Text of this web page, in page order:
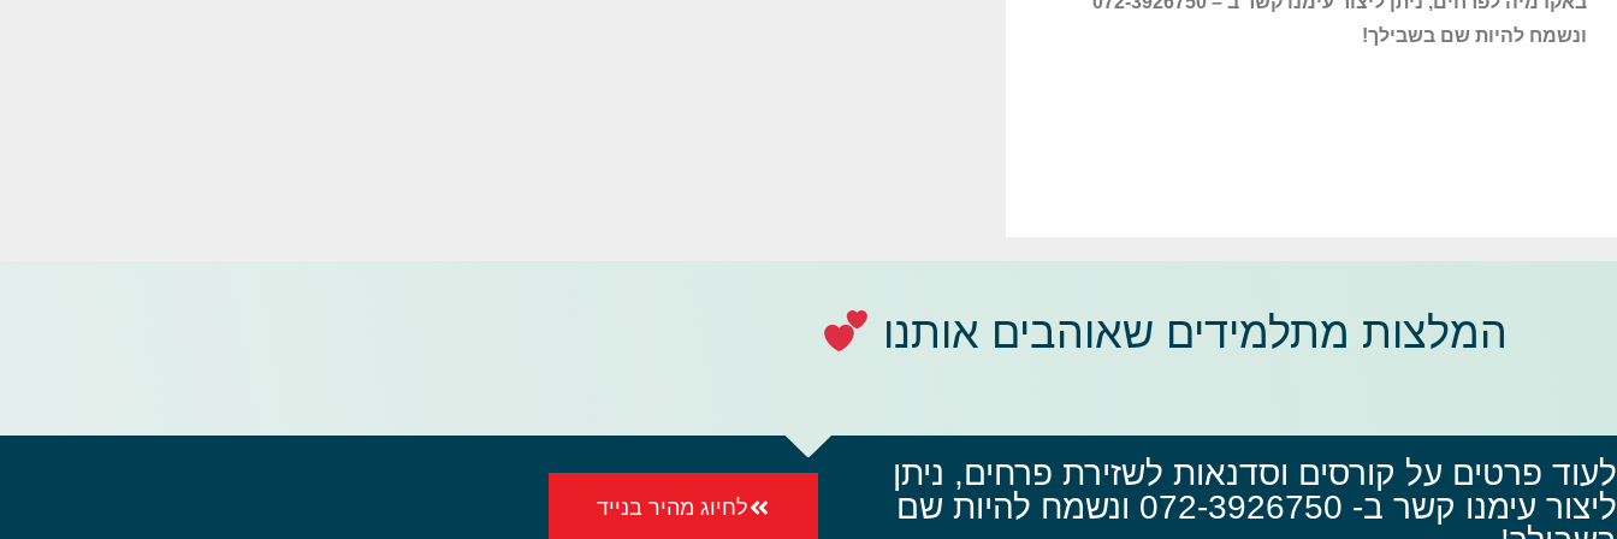
ונשמח להיות שם בשבילך!
המלצות מתלמידים שאוהבים אותנו
לעוד פרטים על קורסים וסדנאות לשזירת פרחים, ניתן
ליצור עימנו קשר ב- 072-3926750 ונשמח להיות שם
לחיוג מהיר בנייד